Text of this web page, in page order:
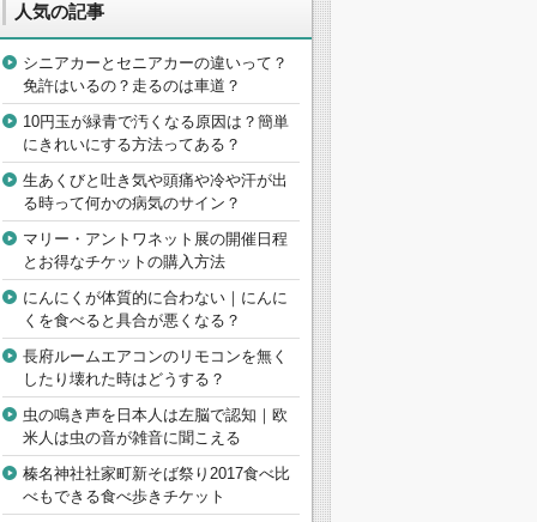
人気の記事
シニアカーとセニアカーの違いって？
免許はいるの？走るのは車道？
10円玉が緑青で汚くなる原因は？簡単
にきれいにする方法ってある？
生あくびと吐き気や頭痛や冷や汗が出
る時って何かの病気のサイン？
マリー・アントワネット展の開催日程
とお得なチケットの購入方法
にんにくが体質的に合わない｜にんに
くを食べると具合が悪くなる？
長府ルームエアコンのリモコンを無く
したり壊れた時はどうする？
虫の鳴き声を日本人は左脳で認知｜欧
米人は虫の音が雑音に聞こえる
榛名神社社家町新そば祭り2017食べ比
べもできる食べ歩きチケット